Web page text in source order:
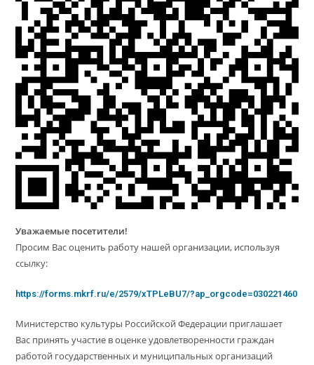
Уважаемые посетители!
Просим Вас оценить работу нашей организации, используя
ссылку:
https://forms.mkrf.ru/e/2579/xTPLeBU7/?ap_orgcode=030221460
Министерство культуры Российской Федерации приглашает
Вас принять участие в оценке удовлетворенности граждан
работой государственных и муниципальных организаций